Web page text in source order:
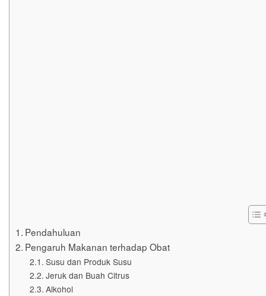
Pendahuluan
Pengaruh Makanan terhadap Obat
Susu dan Produk Susu
Jeruk dan Buah Citrus
Alkohol